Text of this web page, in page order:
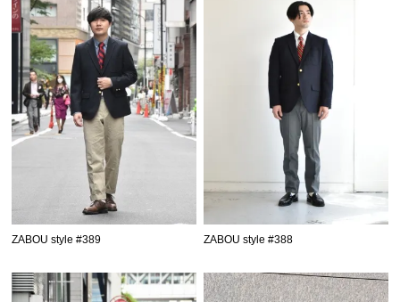
ZABOU style #389 ZABOU style #388